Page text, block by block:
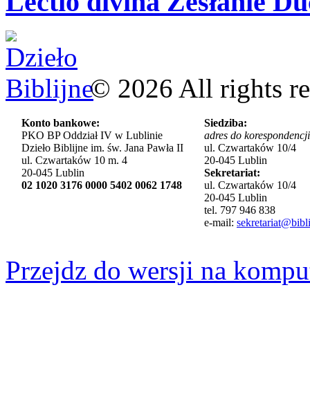
© 2026 All rights
Konto bankowe:
PKO BP Oddział IV w Lublinie
Dzieło Biblijne im. św. Jana Pawła II
ul. Czwartaków 10 m. 4
20-045 Lublin
02 1020 3176 0000 5402 0062 1748
Siedziba:
adres do
ul. Czwartaków 10/4
20-045 Lublin
Sekretariat:
ul. Czwartaków 10/4
20-045 Lublin
tel. 797 946 838
e-mail:
Przejdz do wersji na